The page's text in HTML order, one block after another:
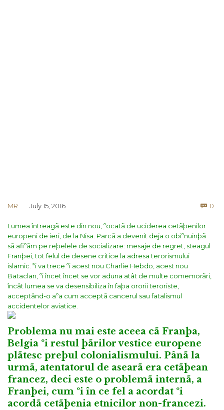
MR July 15, 2016  0
Lumea întreagã este din nou, ºocatã de uciderea cetãþenilor
europeni de ieri, de la Nisa. Parcã a devenit deja o obiºnuinþã
sã afiºãm pe reþelele de socializare: mesaje de regret, steagul
Franþei, tot felul de desene critice la adresa terorismului
islamic. ªi va trece ºi acest nou Charlie Hebdo, acest nou
Bataclan, ºi încet încet se vor aduna atât de multe comemorãri,
încât lumea se va desensibiliza în faþa ororii teroriste,
acceptând-o aºa cum acceptã cancerul sau fatalismul
accidentelor aviatice.
Problema nu mai este aceea cã Franþa,
Belgia ºi restul þãrilor vestice europene
plãtesc preþul colonialismului. Pânã la
urmã, atentatorul de asearã era cetãþean
francez, deci este o problemã internã, a
Franþei, cum ºi în ce fel a acordat ºi
acordã cetãþenia etnicilor non-francezi.